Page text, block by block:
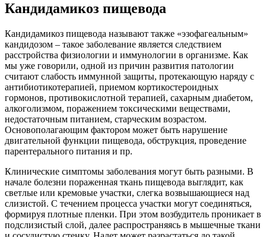
Кандидамикоз пищевода
Кандидамикоз пищевода называют также «эзофагеальным»
кандидозом – такое заболевание является следствием
расстройства физиологии и иммунологии в организме. Как
мы уже говорили, одной из причин развития патологии
считают слабость иммунной защиты, протекающую наряду с
антибиотикотерапией, приемом кортикостероидных
гормонов, противокислотной терапией, сахарным диабетом,
алкоголизмом, поражением токсическими веществами,
недостаточным питанием, старческим возрастом.
Основополагающим фактором может быть нарушение
двигательной функции пищевода, обструкция, проведение
парентерального питания и пр.
Клинические симптомы заболевания могут быть разными. В
начале болезни пораженная ткань пищевода выглядит, как
светлые или кремовые участки, слегка возвышающиеся над
слизистой. С течением процесса участки могут соединяться,
формируя плотные пленки. При этом возбудитель проникает в
подслизистый слой, далее распространяясь в мышечные ткани